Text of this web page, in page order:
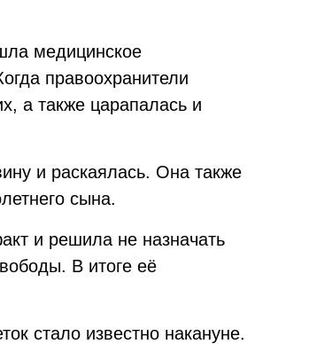
медицинское
правоохранители
а также царапалась и
и раскаялась. Она также
сына.
и решила не назначать
В итоге её
стало известно накануне.